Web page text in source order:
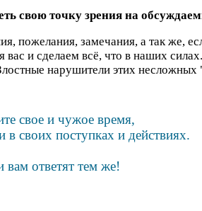
свою точку зрения на
пожелания, замечания, а так же,
вас и сделаем всё, что в наших
нарушители этих
свое и чужое время,
своих поступках и действиях.
вам ответят тем же!